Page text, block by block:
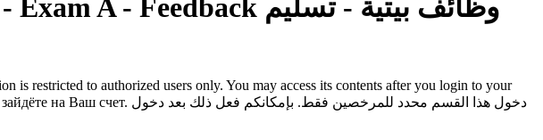
Exam A - Feedback وظائف بيتية - تسليم
is restricted to authorized users only. You may access its contents after you login to your
на Ваш счет. دخول هذا القسم محدد للمرخصين فقط. بإمكانكم فعل ذلك بعد دخول